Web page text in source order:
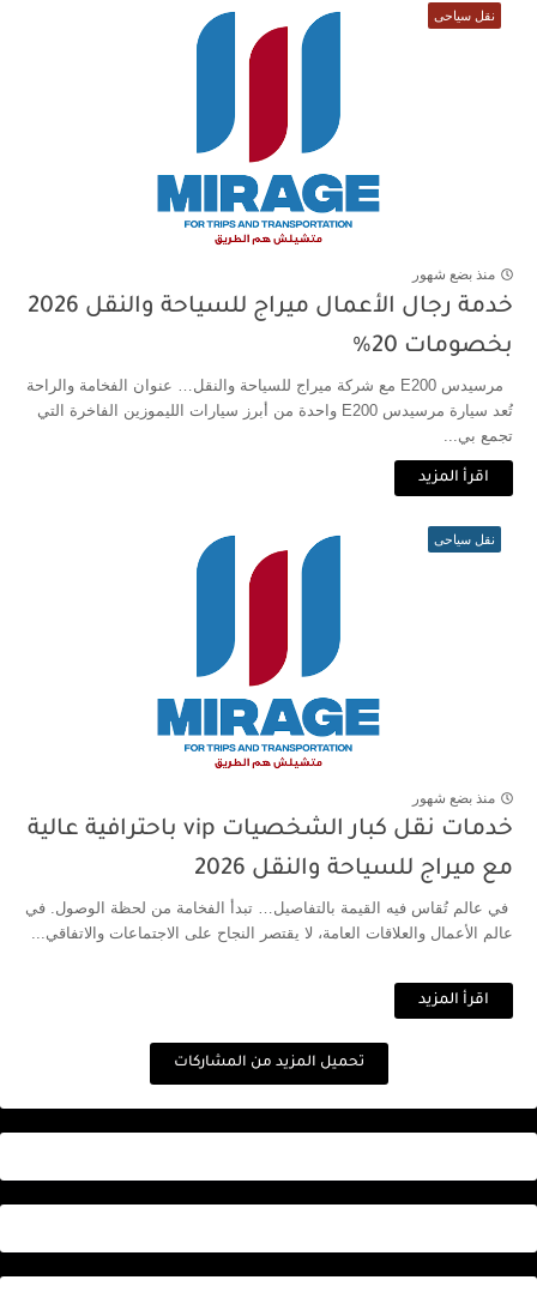
نقل سياحى
منذ بضع شهور
خدمة رجال الأعمال ميراج للسياحة والنقل 2026
بخصومات 20%
مرسيدس E200 مع شركة ميراج للسياحة والنقل… عنوان الفخامة والراحة
تُعد سيارة مرسيدس E200 واحدة من أبرز سيارات الليموزين الفاخرة التي
تجمع بي...
اقرأ المزيد
نقل سياحى
منذ بضع شهور
خدمات نقل كبار الشخصيات vip باحترافية عالية
مع ميراج للسياحة والنقل 2026
في عالم تُقاس فيه القيمة بالتفاصيل… تبدأ الفخامة من لحظة الوصول. في
عالم الأعمال والعلاقات العامة، لا يقتصر النجاح على الاجتماعات والاتفاقي...
اقرأ المزيد
تحميل المزيد من المشاركات